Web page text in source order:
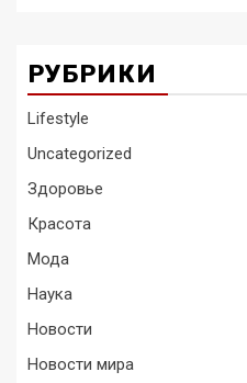
РУБРИКИ
Lifestyle
Uncategorized
Здоровье
Красота
Мода
Наука
Новости
Новости мира